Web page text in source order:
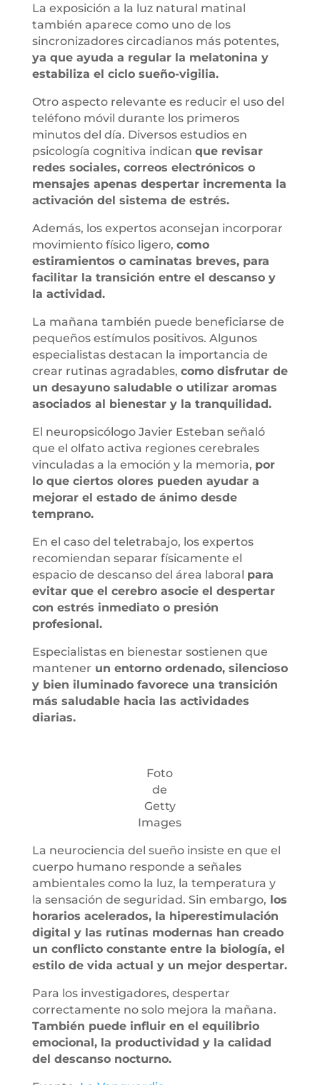
La exposición a la luz natural matinal
también aparece como uno de los
sincronizadores circadianos más potentes,
ya que ayuda a regular la melatonina y
estabiliza el ciclo sueño-vigilia.
Otro aspecto relevante es reducir el uso del
teléfono móvil durante los primeros
minutos del día. Diversos estudios en
psicología cognitiva indican que revisar
redes sociales, correos electrónicos o
mensajes apenas despertar incrementa la
activación del sistema de estrés.
Además, los expertos aconsejan incorporar
movimiento físico ligero, como
estiramientos o caminatas breves, para
facilitar la transición entre el descanso y
la actividad.
La mañana también puede beneficiarse de
pequeños estímulos positivos. Algunos
especialistas destacan la importancia de
crear rutinas agradables, como disfrutar de
un desayuno saludable o utilizar aromas
asociados al bienestar y la tranquilidad.
El neuropsicólogo Javier Esteban señaló
que el olfato activa regiones cerebrales
vinculadas a la emoción y la memoria, por
lo que ciertos olores pueden ayudar a
mejorar el estado de ánimo desde
temprano.
En el caso del teletrabajo, los expertos
recomiendan separar físicamente el
espacio de descanso del área laboral para
evitar que el cerebro asocie el despertar
con estrés inmediato o presión
profesional.
Especialistas en bienestar sostienen que
mantener un entorno ordenado, silencioso
y bien iluminado favorece una transición
más saludable hacia las actividades
diarias.
Foto
de
Getty
Images
La neurociencia del sueño insiste en que el
cuerpo humano responde a señales
ambientales como la luz, la temperatura y
la sensación de seguridad. Sin embargo, los
horarios acelerados, la hiperestimulación
digital y las rutinas modernas han creado
un conflicto constante entre la biología, el
estilo de vida actual y un mejor despertar.
Para los investigadores, despertar
correctamente no solo mejora la mañana.
También puede influir en el equilibrio
emocional, la productividad y la calidad
del descanso nocturno.